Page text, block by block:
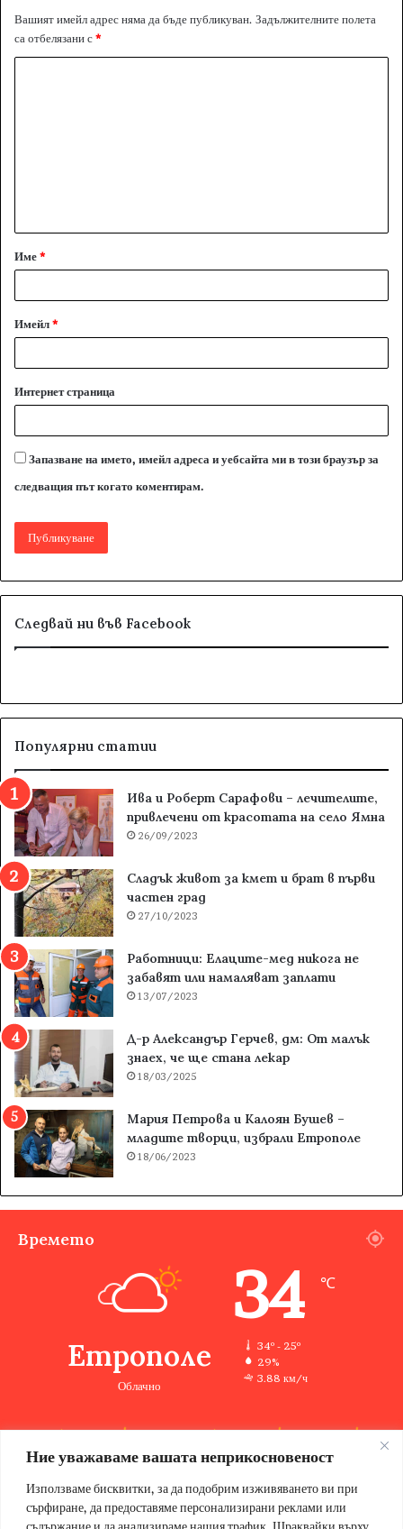
Ние уважаваме вашата неприкосновеност
Използваме бисквитки, за да подобрим изживяването ви при
сърфиране, да предоставяме персонализирани реклами или
съдържание и да анализираме нашия трафик. Щраквайки върху
Вашият имейл адрес няма да бъде публикуван. Задължителните полета
са отбелязани с*
а
р
Име*
Имейл*
Интернет страница
Запазване на името, имейл адреса и уебсайта ми в този браузър за
следващия път когато коментирам.
Следвай ни във Facebook
Популярни статии
Ива и Роберт Сарафови – лечителите,
привлечени от красотата на село Ямна
26/09/2023
Сладък живот за кмет и брат в първи
частен град
27/10/2023
Работници: Елаците-мед никога не
забавят или намаляват заплати
13/07/2023
Д-р Александър Герчев, дм: От малък
знаех, че ще стана лекар
18/03/2025
Мария Петрова и Калоян Бушев –
младите творци, избрали Етрополе
18/06/2023
Времето
Етрополе
Облачно
34 ℃
34º - 25º
29%
3.88 км/ч
33 ℃ 34 ℃ 33 ℃ 35 ℃